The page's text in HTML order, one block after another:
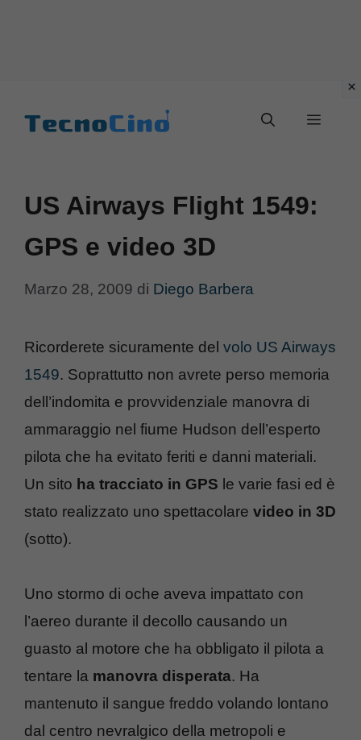
Menu
US Airways Flight 1549:
GPS e video 3D
Marzo 28, 2009 di Diego Barbera
Ricorderete sicuramente del volo US Airways
1549. Soprattutto non avrete perso memoria
dell’indomita e provvidenziale manovra di
ammaraggio nel fiume Hudson dell’esperto
pilota che ha evitato feriti e danni materiali.
Un sito ha tracciato in GPS le varie fasi ed è
stato realizzato uno spettacolare video in 3D
(sotto).
Uno stormo di oche aveva impattato con
l’aereo durante il decollo causando un
guasto al motore che ha obbligato il pilota a
tentare la manovra disperata. Ha
mantenuto il sangue freddo volando lontano
dal centro nevralgico della metropoli e